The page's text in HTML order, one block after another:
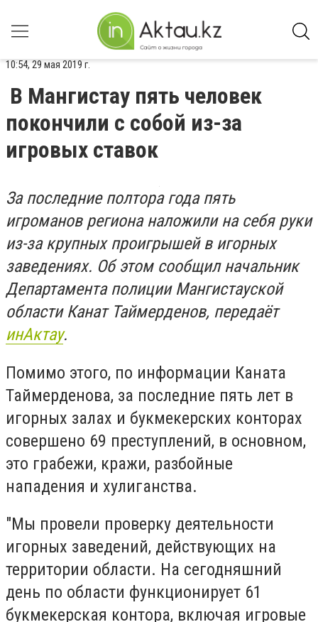
10:54, 29 мая 2019 г.
В Мангистау пять человек
покончили с собой из-за
игровых ставок
За последние полтора года пять
игроманов региона наложили на себя руки
из-за крупных проигрышей в игорных
заведениях. Об этом сообщил начальник
Департамента полиции Мангистауской
области Канат Таймерденов, передаёт
инАктау.
Помимо этого, по информации Каната
Таймерденова, за последние пять лет в
игорных залах и букмекерских конторах
совершено 69 преступлений, в основном,
это грабежи, кражи, разбойные
нападения и хулиганства.
"Мы провели проверку деятельности
игорных заведений, действующих на
территории области. На сегодняшний
день по области функционирует 61
букмекерская контора, включая игровые